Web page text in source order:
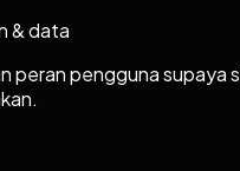
& data
peran pengguna supaya